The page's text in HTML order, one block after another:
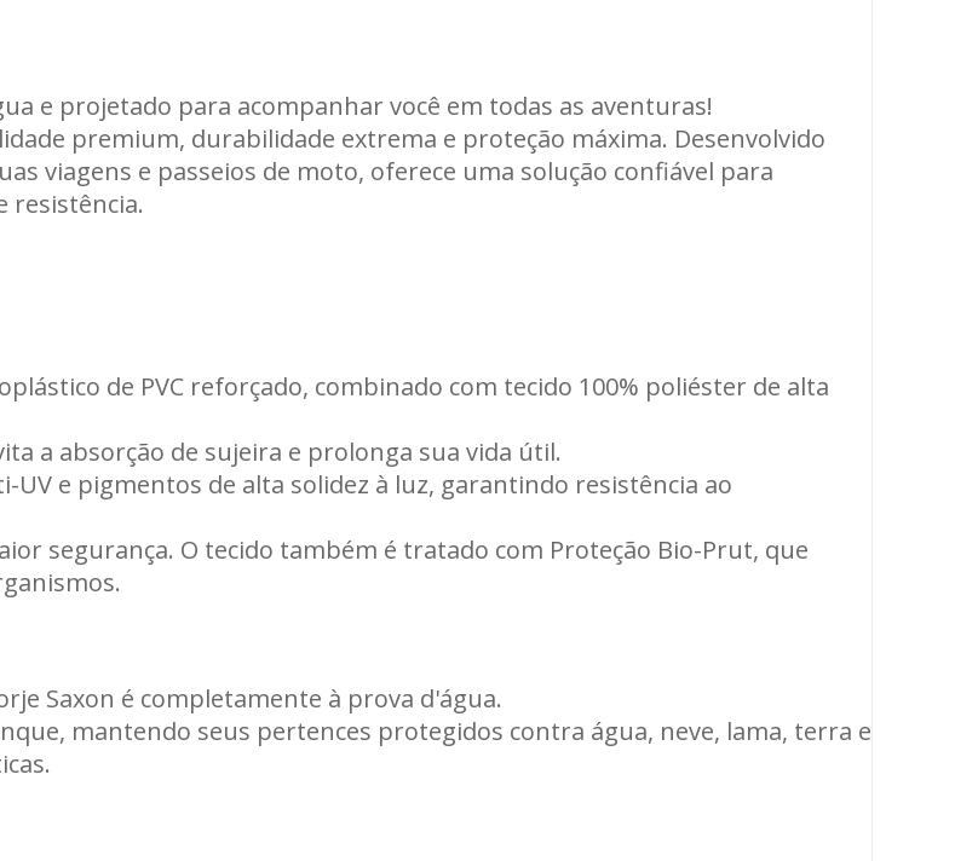
e projetado para acompanhar você em todas as aventuras!
premium, durabilidade extrema e proteção máxima. Desenvolvido
viagens e passeios de moto, oferece uma solução confiável para
resistência.
de PVC reforçado, combinado com tecido 100% poliéster de alta
a absorção de sujeira e prolonga sua vida útil.
UV e pigmentos de alta solidez à luz, garantindo resistência ao
segurança. O tecido também é tratado com Proteção Bio-Prut, que
Saxon é completamente à prova d'água.
mantendo seus pertences protegidos contra água, neve, lama, terra e